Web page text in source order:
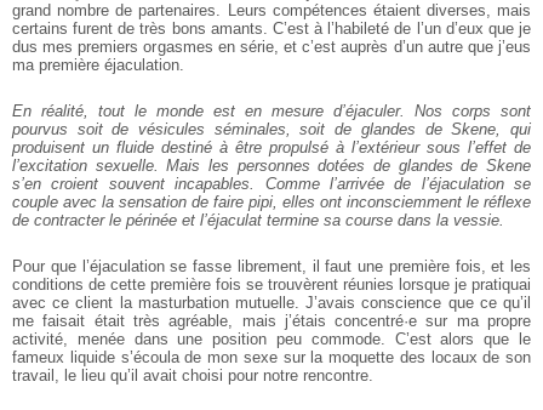
grand nombre de partenaires. Leurs compétences étaient diverses, mais
certains furent de très bons amants. C’est à l’habileté de l’un d’eux que je
dus mes premiers orgasmes en série, et c’est auprès d’un autre que j’eus
ma première éjaculation.
En réalité, tout le monde est en mesure d’éjaculer. Nos corps sont
pourvus soit de vésicules séminales, soit de glandes de Skene, qui
produisent un fluide destiné à être propulsé à l’extérieur sous l’effet de
l’excitation sexuelle. Mais les personnes dotées de glandes de Skene
s’en croient souvent incapables. Comme l’arrivée de l’éjaculation se
couple avec la sensation de faire pipi, elles ont inconsciemment le réflexe
de contracter le périnée et l’éjaculat termine sa course dans la vessie.
Pour que l’éjaculation se fasse librement, il faut une première fois, et les
conditions de cette première fois se trouvèrent réunies lorsque je pratiquai
avec ce client la masturbation mutuelle. J’avais conscience que ce qu’il
me faisait était très agréable, mais j’étais concentré·e sur ma propre
activité, menée dans une position peu commode. C’est alors que le
fameux liquide s’écoula de mon sexe sur la moquette des locaux de son
travail, le lieu qu’il avait choisi pour notre rencontre.